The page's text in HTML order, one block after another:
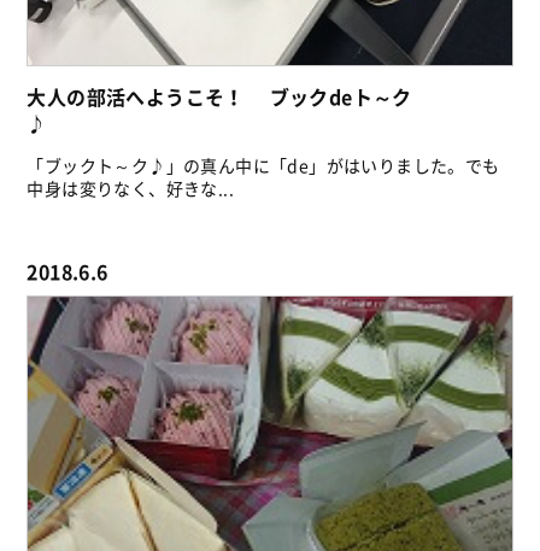
大人の部活へようこそ！ ブックdeト～ク
♪
「ブックト～ク♪」の真ん中に「de」がはいりました。でも
中身は変りなく、好きな...
2018.6.6